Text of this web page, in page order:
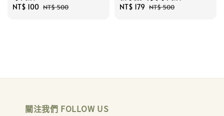
Sale
NT$ 100 Regular
NT$ 500
Sale
NT$ 179 Regular
NT$ 500
關注我們 FOLLOW US